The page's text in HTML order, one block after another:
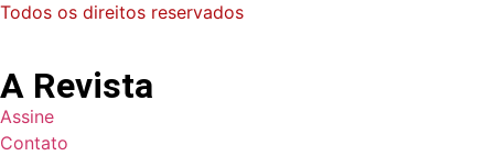
Todos os direitos reservados
A Revista
Assine
Contato